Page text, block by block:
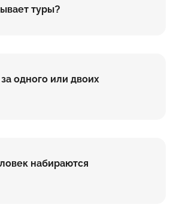
туры?
одного или двоих
набираются